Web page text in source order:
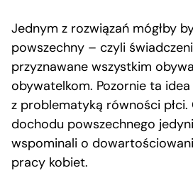
Jednym z rozwiązań mógłby
powszechny – czyli
przyznawane wszystkim
obywatelkom. Pozornie ta
z problematyką równości płci.
dochodu powszechnego
wspominali o
pracy kobiet.